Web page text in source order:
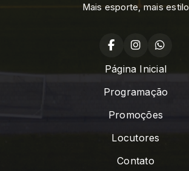
Mais esporte, mais estilo
Página Inicial
Programação
Promoções
Locutores
Contato